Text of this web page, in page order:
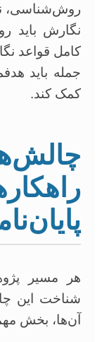
روش‌شناسی،
نگارش باید
کامل قواعد
جمله باید
کمک کند.
هر مسیر
شناخت این
آن‌ها، بخش